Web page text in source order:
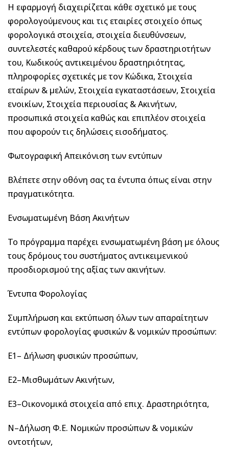
Η εφαρμογή διαχειρίζεται κάθε σχετικό με τους
φορολογούμενους και τις εταιρίες στοιχείο όπως
φορολογικά στοιχεία, στοιχεία διευθύνσεων,
συντελεστές καθαρού κέρδους των δραστηριοτήτων
του, Κωδικούς αντικειμένου δραστηριότητας,
πληροφορίες σχετικές με τον Κώδικα, Στοιχεία
εταίρων & μελών, Στοιχεία εγκαταστάσεων, Στοιχεία
ενοικίων, Στοιχεία περιουσίας & Ακινήτων,
προσωπικά στοιχεία καθώς και επιπλέον στοιχεία
που αφορούν τις δηλώσεις εισοδήματος.
Φωτογραφική Απεικόνιση των εντύπων
Βλέπετε στην οθόνη σας τα έντυπα όπως είναι στην
πραγματικότητα.
Ενσωματωμένη Βάση Ακινήτων
Το πρόγραμμα παρέχει ενσωματωμένη βάση με όλους
τους δρόμους του συστήματος αντικειμενικού
προσδιορισμού της αξίας των ακινήτων.
Έντυπα Φορολογίας
Συμπλήρωση και εκτύπωση όλων των απαραίτητων
εντύπων φορολογίας φυσικών & νομικών προσώπων:
Ε1– Δήλωση φυσικών προσώπων,
Ε2–Μισθωμάτων Ακινήτων,
Ε3–Οικονομικά στοιχεία από επιχ. Δραστηριότητα,
Ν–Δήλωση Φ.Ε. Νομικών προσώπων & νομικών
οντοτήτων,